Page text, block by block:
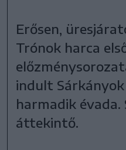
Erősen,
Trónok harca
indult
harmadik évada.
áttekintő.